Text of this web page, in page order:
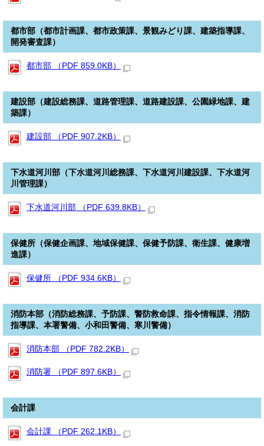
都市部（都市計画課、都市政策課、景観みどり課、建築指導課、
開発審査課）
都市部 （PDF 859.0KB）
建設部（建設総務課、道路管理課、道路建設課、公園緑地課、建
築課）
建設部 （PDF 907.2KB）
下水道河川部（下水道河川総務課、下水道河川建設課、下水道河
川管理課）
下水道河川部 （PDF 639.8KB）
保健所（保健企画課、地域保健課、保健予防課、衛生課、健康増
進課）
保健所 （PDF 934.6KB）
消防本部（消防総務課、予防課、警防救命課、指令情報課、消防
指導課、本署警備、小和田警備、寒川警備）
消防本部 （PDF 782.2KB）
消防署 （PDF 897.6KB）
会計課
会計課 （PDF 262.1KB）